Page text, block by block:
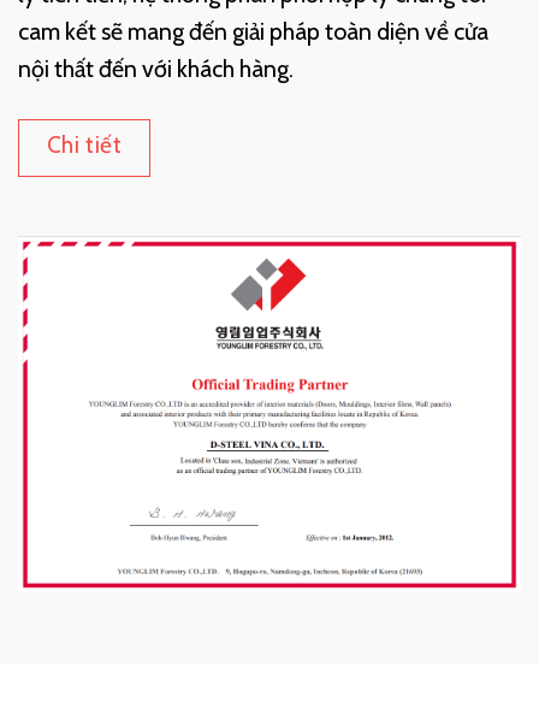
cam kết sẽ mang đến giải pháp toàn diện về cửa
nội thất đến với khách hàng.
Chi tiết